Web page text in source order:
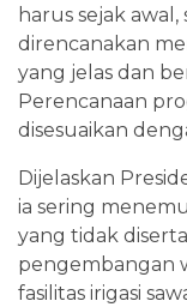
harus sejak
direncanakan
yang jelas dan
Perencanaan
disesuaikan
Dijelaskan
ia sering
yang tidak
pengembangan
fasilitas irigasi